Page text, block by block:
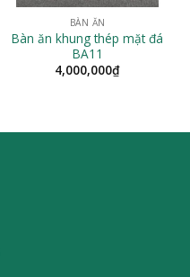
BÀN ĂN
Bàn ăn khung thép mặt đá
BA11
4,000,000₫